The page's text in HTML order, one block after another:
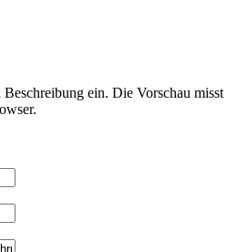
ein. Die Vorschau misst